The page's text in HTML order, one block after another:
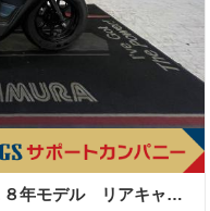
ヤマハ ＪＯＧ ＡＹ０１型 ２０１８年モデル リアキャリア スペアキー